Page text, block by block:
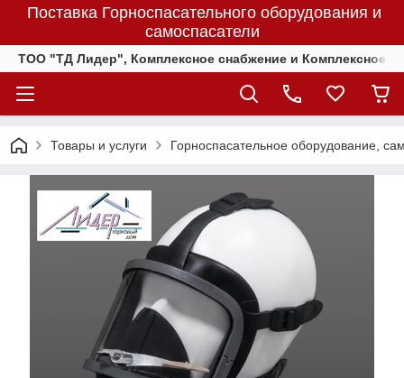
Поставка Горноспасательного оборудования и
самоспасатели
ТОО "ТД Лидер", Комплексное снабжение и Комплексное
Товары и услуги Горноспасательное оборудование,